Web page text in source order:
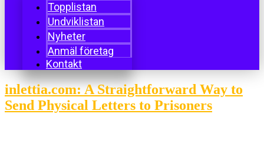
Topplistan
Undviklistan
Nyheter
Anmäl företag
Kontakt
inlettia.com: A Straightforward Way to
Send Physical Letters to Prisoners